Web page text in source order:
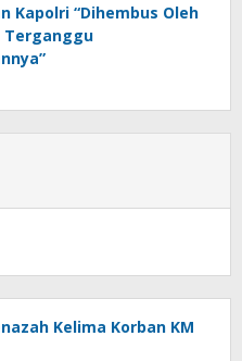
Kapolri “Dihembus Oleh
Terganggu
Kelima Korban KM